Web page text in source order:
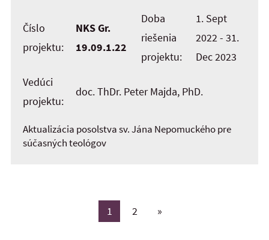
Číslo
projektu:
NKS Gr.
19.09.1.22
Doba
riešenia
projektu:
1. Sept
2022 - 31.
Dec 2023
Vedúci
projektu:
doc. ThDr. Peter Majda, PhD.
Aktualizácia posolstva sv. Jána Nepomuckého pre
súčasných teológov
»
1 2